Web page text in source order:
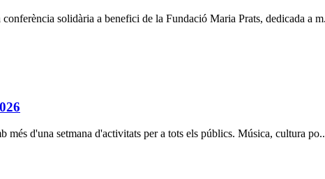
solidària a benefici de la Fundació Maria Prats, dedicada a
més d'una setmana d'activitats per a tots els públics. Música, cultura